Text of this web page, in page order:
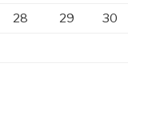
28 29 30